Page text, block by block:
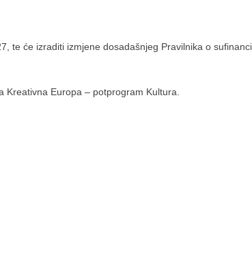
te će izraditi izmjene dosadašnjeg Pravilnika o
Europa – potprogram Kultura.